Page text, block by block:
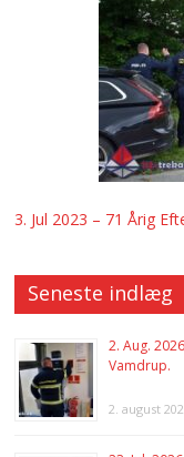
3. Jul 2023 – 71 Årig
Seneste indlæg
2. Aug.
Vamdrup.
2. august